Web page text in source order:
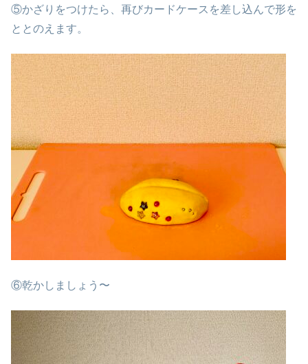
⑤かざりをつけたら、再びカードケースを差し込んで形を
ととのえます。
⑥乾かしましょう〜